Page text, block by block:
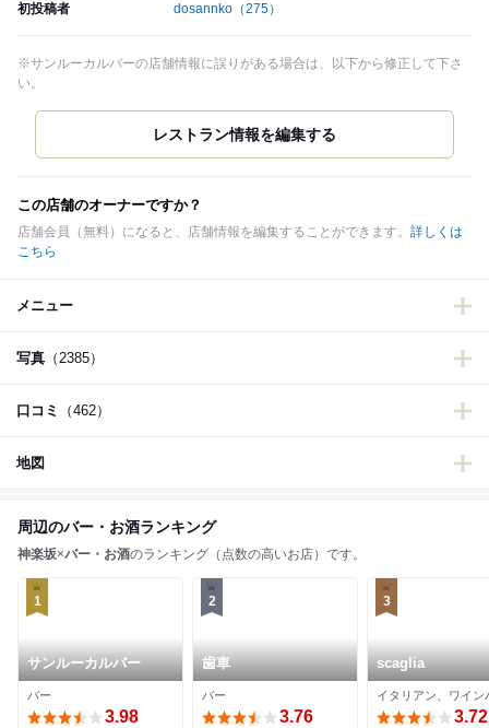
初投稿者 dosannko （275）
※サンルーカルバーの店舗情報に誤りがある場合は、以下から修正して下さ
い。
この店舗のオーナーですか？
店舗会員（無料）になると、店舗情報を編集することができます。 詳しくは
こちら
メニュー
写真 （2385）
口コミ （462）
地図
周辺のバー・お酒ランキング
神楽坂×バー・お酒のランキング（点数の高いお店）です。
1
サンルーカルバー
バー
3.98
2
歯車
バー
3.76
3
scaglia
イタリアン、ワイン
3.72